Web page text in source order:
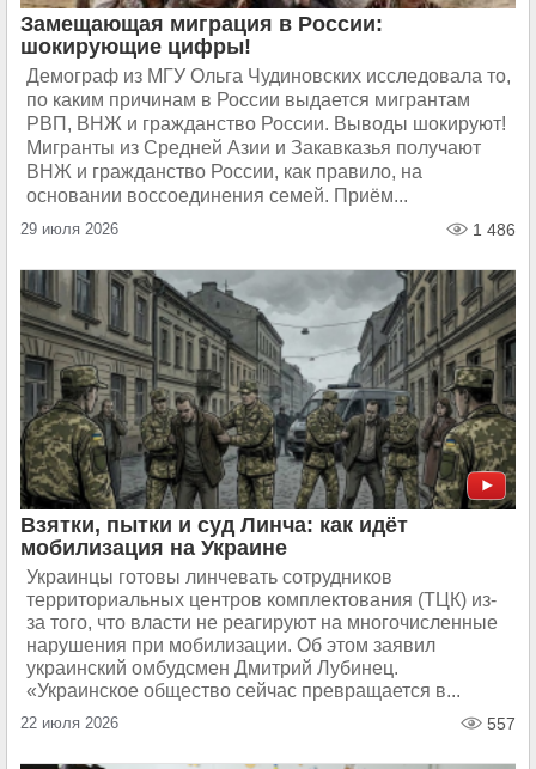
Замещающая миграция в России:
шокирующие цифры!
Демограф из МГУ Ольга Чудиновских исследовала то,
по каким причинам в России выдается мигрантам
РВП, ВНЖ и гражданство России. Выводы шокируют!
Мигранты из Средней Азии и Закавказья получают
ВНЖ и гражданство России, как правило, на
основании воссоединения семей. Приём...
29 июля 2026 1 486
Взятки, пытки и суд Линча: как идёт
мобилизация на Украине
Украинцы готовы линчевать сотрудников
территориальных центров комплектования (ТЦК) из-
за того, что власти не реагируют на многочисленные
нарушения при мобилизации. Об этом заявил
украинский омбудсмен Дмитрий Лубинец.
«Украинское общество сейчас превращается в...
22 июля 2026 557